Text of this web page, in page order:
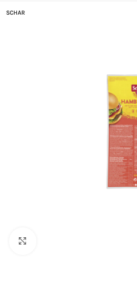
SCHAR